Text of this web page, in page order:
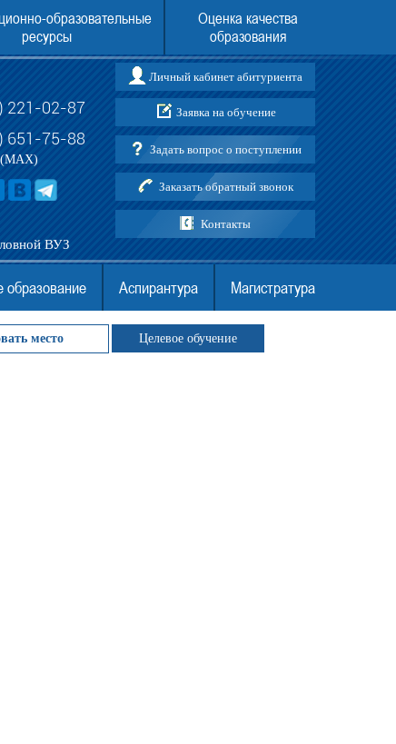
образовательные
ресурсы
Оценка качества
образования
в Воронежский институт
ВО МГЭУ в 2026 году
Поступить в Воронежский институт
АНО ВО МГЭУ без ЕГЭ
221-02-87
651-75-88
(MAX)
ВУЗ
Заявка на обучение
Задать вопрос о поступлении
Заказать обратный звонок
Контакты
Личный кабинет абитуриента
образование Аспирантура Магистратура
место Целевое обучение